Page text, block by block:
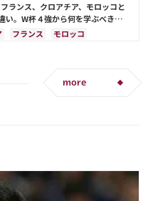
ランス、クロアチア、モロッコと
い。W杯４強から何を学ぶべき
本サッカー兵法書】
フランス
モロッコ
more